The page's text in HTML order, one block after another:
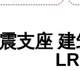
支座